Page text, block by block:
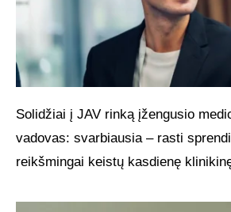
Solidžiai į JAV rinką įžengusio
vadovas: svarbiausia – rasti
reikšmingai keistų kasdienę